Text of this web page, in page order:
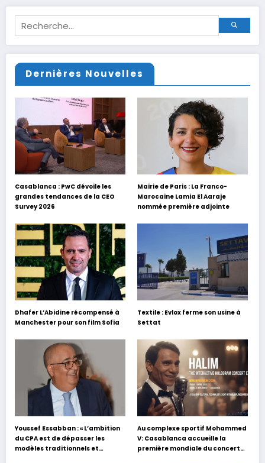
Dernières Nouvelles
Casablanca : PwC dévoile les
grandes tendances de la CEO
Survey 2026
Mairie de Paris : La Franco-
Marocaine Lamia El Aaraje
nommée première adjointe
Dhafer L’Abidine récompensé à
Manchester pour son film Sofia
Textile : Evlox ferme son usine à
Settat
Youssef Essabban : « L’ambition
du CPA est de dépasser les
modèles traditionnels et
Au complexe sportif Mohammed
V: Casablanca accueille la
première mondiale du concert